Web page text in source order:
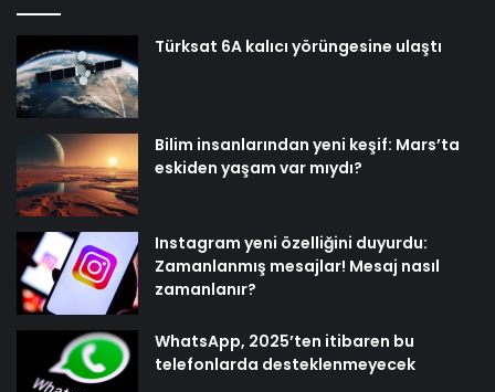
Türksat 6A kalıcı yörüngesine ulaştı
Bilim insanlarından yeni keşif: Mars’ta
eskiden yaşam var mıydı?
Instagram yeni özelliğini duyurdu:
Zamanlanmış mesajlar! Mesaj nasıl
zamanlanır?
WhatsApp, 2025’ten itibaren bu
telefonlarda desteklenmeyecek